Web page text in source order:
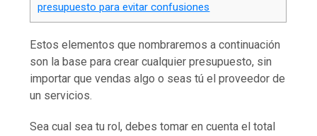
presupuesto para evitar confusiones
Estos elementos que nombraremos a continuación
son la base para crear cualquier presupuesto, sin
importar que vendas algo o seas tú el proveedor de
un servicios.
Sea cual sea tu rol, debes tomar en cuenta el total